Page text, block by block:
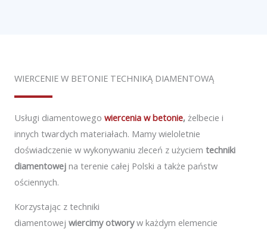
WIERCENIE W BETONIE TECHNIKĄ DIAMENTOWĄ
Usługi diamentowego wiercenia w betonie, żelbecie i
innych twardych materiałach. Mamy wieloletnie
doświadczenie w wykonywaniu zleceń z użyciem techniki
diamentowej na terenie całej Polski a także państw
ościennych.
Korzystając z techniki
diamentowej wiercimy otworyw każdym elemencie